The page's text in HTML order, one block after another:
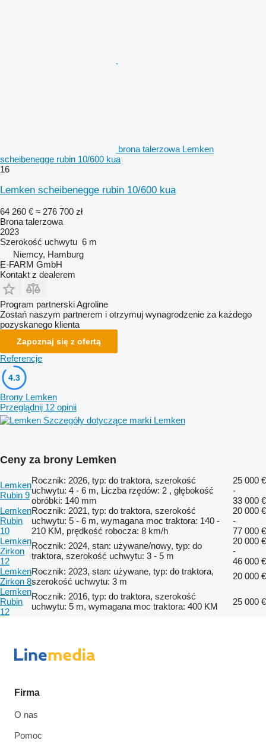
brona talerzowa Lemken
scheibenegge rubin 10/600 kua
16
Lemken scheibenegge rubin 10/600 kua
64 260 € ≈ 276 700 zł
Brona talerzowa
2023
Szerokość uchwytu 6 m
Niemcy, Hamburg
E-FARM GmbH
Kontakt z dealerem
Program partnerski Agroline
Zostań naszym partnerem i otrzymuj wynagrodzenie za każdego
pozyskanego klienta
Zapoznaj się z ofertą
Referencje
4.3
Brony Lemken
Przeglądnij 12 opinii
Szczegóły dotyczące marki Lemken
Ceny za brony Lemken
Lemken
Rubin 9
Rocznik: 2026, typ: do traktora, szerokość
uchwytu: 4 - 6 m, Liczba rzędów: 2 , głębokość
obróbki: 140 mm
25 000 €
-
33 000 €
Lemken
Rubin
10
Rocznik: 2021, typ: do traktora, szerokość
uchwytu: 5 - 6 m, wymagana moc traktora: 140 -
210 KM, prędkość robocza: 8 km/h
20 000 €
-
77 000 €
Lemken
Zirkon
12
Rocznik: 2024, stan: używane/nowy, typ: do
traktora, szerokość uchwytu: 3 - 5 m
20 000 €
-
46 000 €
Lemken
Zirkon 8
Rocznik: 2023, stan: używane, typ: do traktora,
szerokość uchwytu: 3 m
20 000 €
Lemken
Rubin
12
Rocznik: 2016, typ: do traktora, szerokość
uchwytu: 5 m, wymagana moc traktora: 400 KM
25 000 €
Firma
O nas
Pomoc